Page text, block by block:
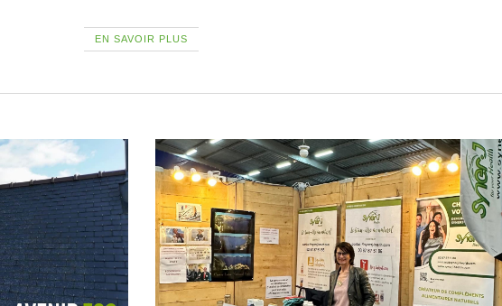
EN SAVOIR PLUS